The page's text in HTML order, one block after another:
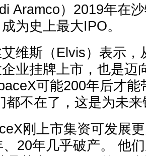
Aramco）2019年在
为史上最大IPO。
维斯（Elvis）表示，
业挂牌上市，也是迈
可能200年后才能
都不在了，这是为未来
刚上市集资可发展
20年几乎破产。 他